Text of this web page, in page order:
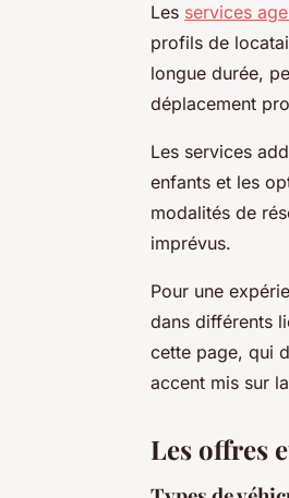
Les services
profils de
longue durée,
déplacement
Les services
enfants et les
modalités de
imprévus.
Pour une
dans différents
cette page, qui
accent mis sur
Les offres